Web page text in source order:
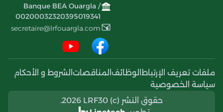
Banque BEA Ouargla /
00200032320395019341
secretaire@lrfouargla.com
ملفات تعريف الإرتباط الوظائف المناقصات الشروط و الأحكام
سياسة الخصوصية
حقوق النشر (c) 2026 LRF30.